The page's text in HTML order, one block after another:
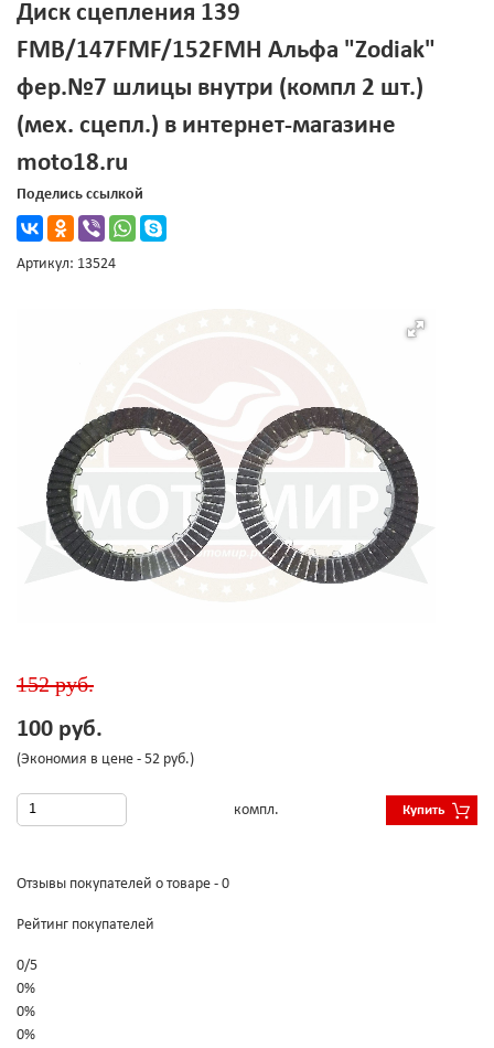
Диск сцепления 139
FMB/147FMF/152FMH Альфа "Zodiak"
фер.№7 шлицы внутри (компл 2 шт.)
(мех. сцепл.) в интернет-магазине
moto18.ru
Поделись ссылкой
Артикул: 13524
152 руб.
100 руб.
(Экономия в цене - 52 руб.)
компл. Купить
Отзывы покупателей о товаре - 0
Рейтинг покупателей
0/5
0%
0%
0%